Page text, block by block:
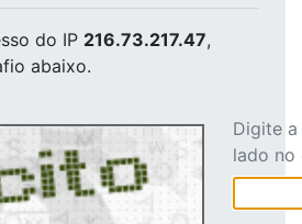
do IP 216.73.217.47,
abaixo.
Digite
lado no